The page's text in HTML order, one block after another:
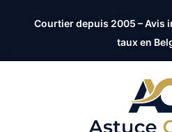
Courtier depuis 2005 – Avis
taux en